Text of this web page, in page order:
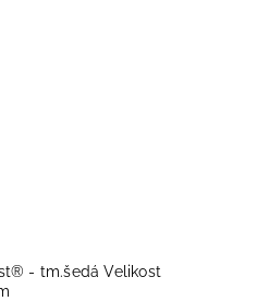
- tm.šedá Velikost